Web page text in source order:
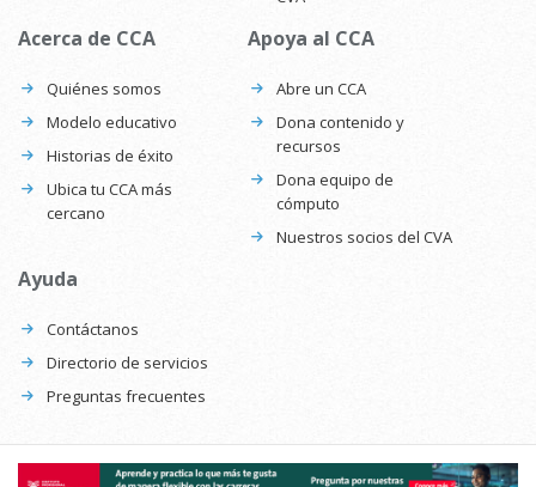
Acerca de CCA
Quiénes somos
Modelo educativo
Historias de éxito
Ubica tu CCA más
cercano
Apoya al CCA
Abre un CCA
Dona contenido y
recursos
Dona equipo de
cómputo
Nuestros socios del CVA
Ayuda
Contáctanos
Directorio de servicios
Preguntas frecuentes